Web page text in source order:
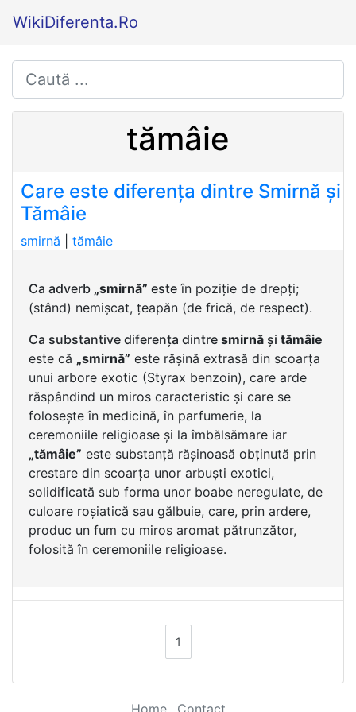
WikiDiferenta.Ro
tămâie
Care este diferența dintre Smirnă și
Tămâie
smirnă tămâie
Ca adverb „smirnă” este în poziție de drepți;
(stând) nemișcat, țeapăn (de frică, de respect).
Ca substantive diferența dintre smirnă și tămâie
este că „smirnă” este rășină extrasă din scoarța
unui arbore exotic (Styrax benzoin), care arde
răspândind un miros caracteristic și care se
folosește în medicină, în parfumerie, la
ceremoniile religioase și la îmbălsămare iar
„tămâie” este substanță rășinoasă obținută prin
crestare din scoarța unor arbuști exotici,
solidificată sub forma unor boabe neregulate, de
culoare roșiatică sau gălbuie, care, prin ardere,
produc un fum cu miros aromat pătrunzător,
folosită în ceremoniile religioase.
1
Home Contact